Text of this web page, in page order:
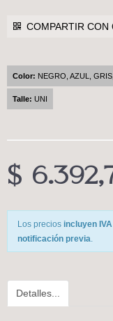
COMPARTIR CON
Color: NEGRO, AZUL,
Talle: UNI
$
Los precios incluyen IVA
notificación previa.
Detalles...